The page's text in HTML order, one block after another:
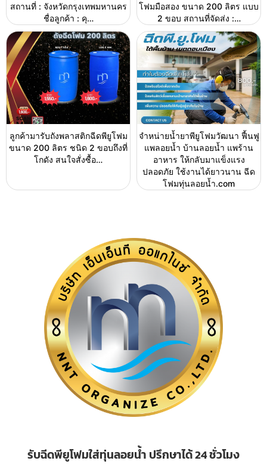
สถานที่ : จังหวัดกรุงเทพมหานคร
ชื่อลูกค้า : คุ…
โฟมมือสอง ขนาด 200 ลิตร แบบ
2 ขอบ สถานที่จัดส่ง :…
ลูกค้ามารับถังพลาสติกฉีดพียูโฟม
ขนาด 200 ลิตร ชนิด 2 ขอบถึงที่
โกดัง สนใจสั่งซื้อ…
จำหน่ายน้ำยาพียูโฟมวัฒนา ฟื้นฟู
แพลอยน้ำ บ้านลอยน้ำ แพร้าน
อาหาร ให้กลับมาแข็งแรง
ปลอดภัย ใช้งานได้ยาวนาน ฉีด
โฟมทุ่นลอยน้ำ.com
รับฉีดพียูโฟมใส่ทุ่นลอยน้ำ ปรึกษาได้ 24 ชั่วโมง